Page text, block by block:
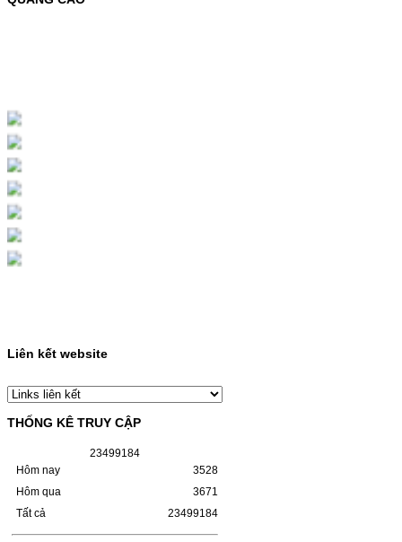
Chọn mua
HỘP MỰC MÀU SAMSUNG
CLT-403S CHO DÒNG MÁY
SL-C435/C436
HỘP MỰC MÀU SAMSUNG CLT-403S CHO
DÒNG MÁY SL-C435/C436MÃ HỘP MỰC:-
Samsung CLT-403S- Loại mực: Mực in laser
màuSỬ DỤNG CHO MÁY IN:- Samsung SL-
HỘP MỰC HP 110A
(W1110A) CHO DÒNG MÁY
LBP 243/MF 461DW
HỘP MỰC HP 110A (W1110A) CHO DÒNG
MÁY LBP 243/MF 461DWMÃ HỘP MỰC:-
Mực in laser trắng đenSỬ DỤNG CHO MÁY
IN:- HP…
Giá : 249.000VND
Liên kết website
THỐNG KÊ TRUY CẬP
234991 84
Hôm nay
Hôm qua
Tất cả
3528
3671
23499184